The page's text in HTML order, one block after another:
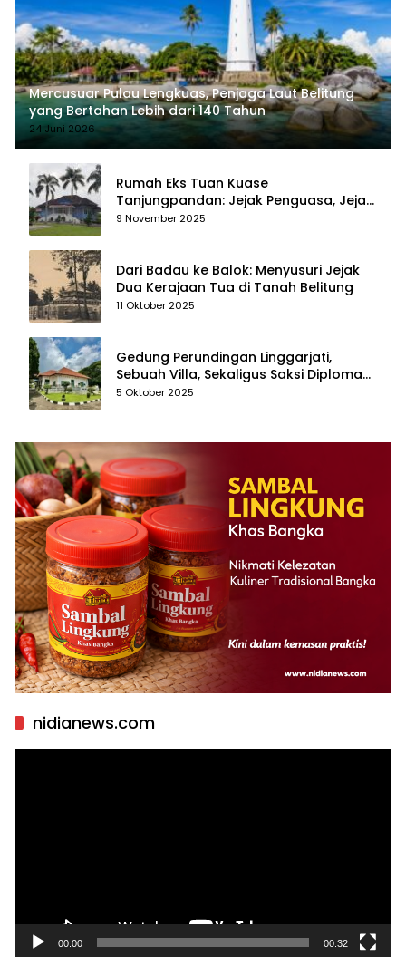
Mercusuar Pulau Lengkuas, Penjaga Laut Belitung
yang Bertahan Lebih dari 140 Tahun
24 Juni 2026
Rumah Eks Tuan Kuase
Tanjungpandan: Jejak Penguasa, Jejak
Kenangan
9 November 2025
Dari Badau ke Balok: Menyusuri Jejak
Dua Kerajaan Tua di Tanah Belitung
11 Oktober 2025
Gedung Perundingan Linggarjati,
Sebuah Villa, Sekaligus Saksi Diplomasi
yang Mengubah Arah Bangsa
5 Oktober 2025
nidianews.com
00:00 00:32